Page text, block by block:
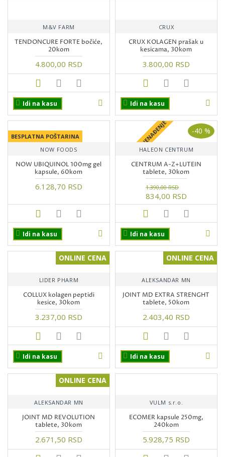
M&V FARM
TENDONCURE FORTE bočiće,
20kom
4.800,00 RSD
Idi na kasu
CRUX
CRUX KOLAGEN prašak u
kesicama, 30kom
3.800,00 RSD
Idi na kasu
BESPLATNA POŠTARINA
NOW FOODS
NOW UBIQUINOL 100mg gel
kapsule, 60kom
6.128,70 RSD
Idi na kasu
+ POKLON IZNENAĐENJE -40 %
HALEON CENTRUM
CENTRUM A-Z+LUTEIN
tablete, 30kom
834,00 RSD
1.390,00 RSD
Idi na kasu
ONLINE CENA
LIDER PHARM
COLLUX kolagen peptidi
kesice, 30kom
3.237,00 RSD
Idi na kasu
ONLINE CENA
ALEKSANDAR MN
JOINT MD EXTRA STRENGHT
tablete, 50kom
2.403,40 RSD
Idi na kasu
ONLINE CENA
ALEKSANDAR MN
JOINT MD REVOLUTION
tablete, 30kom
2.671,50 RSD
VULM s.r.o.
ECOMER kapsule 250mg,
240kom
5.928,75 RSD